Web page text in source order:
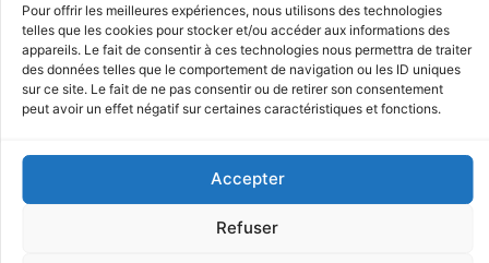
Pour offrir les meilleures expériences, nous utilisons des technologies
telles que les cookies pour stocker et/ou accéder aux informations des
appareils. Le fait de consentir à ces technologies nous permettra de traiter
des données telles que le comportement de navigation ou les ID uniques
sur ce site. Le fait de ne pas consentir ou de retirer son consentement
peut avoir un effet négatif sur certaines caractéristiques et fonctions.
Accepter
Refuser
évènements exclusifs !
ADHÉSION OFFERTE !